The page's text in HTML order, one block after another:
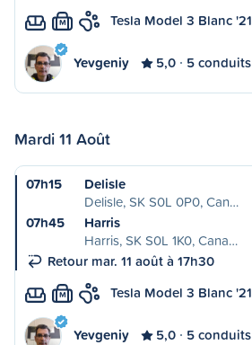
M Tesla Model 3 Blanc '21
Yevgeniy 5,0 5 conduits
Mardi 11 Août
07h15
Delisle
Delisle, SK S0L 0P0, Can…
07h45
Harris
Harris, SK S0L 1K0, Cana…
Retour mar. 11 août à 17h30
M Tesla Model 3 Blanc '21
Yevgeniy 5,0 5 conduits